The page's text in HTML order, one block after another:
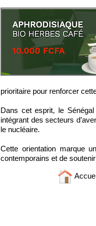
prioritaire pour renforcer
Dans cet esprit, le
intégrant des secteurs
le nucléaire.
Cette orientation marque
contemporains et de